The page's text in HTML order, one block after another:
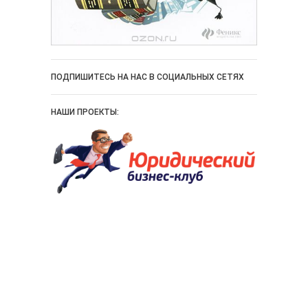
ПОДПИШИТЕСЬ НА НАС В СОЦИАЛЬНЫХ СЕТЯХ
НАШИ ПРОЕКТЫ: